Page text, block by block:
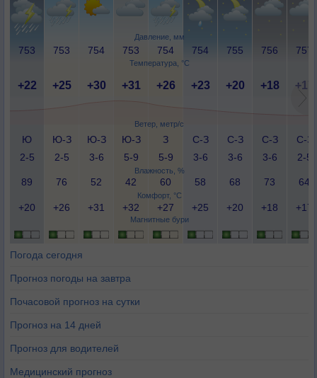
Давление, мм
Температура, °C
Ветер, метр/с
Влажность, %
Комфорт, °C
Магнитные бури
753 753 754 753 754 754 755 756 757
+22 +25 +30 +31 +26 +23 +20 +18 +17
Ю
2-5
Ю-З
2-5
Ю-З
3-6
Ю-З
5-9
З
5-9
С-З
3-6
С-З
3-6
С-З
3-6
С-З
2-5
89 76 52 42 60 58 68 73 64
+20 +26 +31 +32 +27 +25 +20 +18 +17
Погода сегодня
Прогноз погоды на завтра
Почасовой прогноз на сутки
Прогноз на 14 дней
Прогноз для водителей
Медицинский прогноз